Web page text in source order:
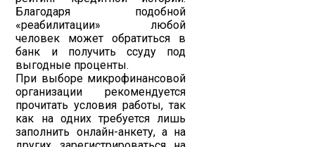
Благодаря подобной
«реабилитации» любой
человек может обратиться в
банк и получить ссуду под
выгодные проценты.
При выборе микрофинансовой
организации рекомендуется
прочитать условия работы, так
как на одних требуется лишь
заполнить онлайн-анкету, а на